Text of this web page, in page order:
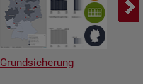
Grundsicherung